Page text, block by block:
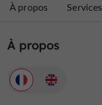
À propos Services
À propos